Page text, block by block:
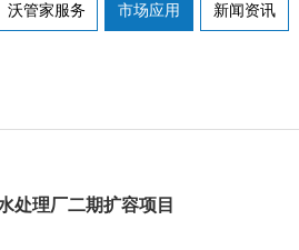
沃管家服务 市场应用 新闻资讯
处理厂二期扩容项目